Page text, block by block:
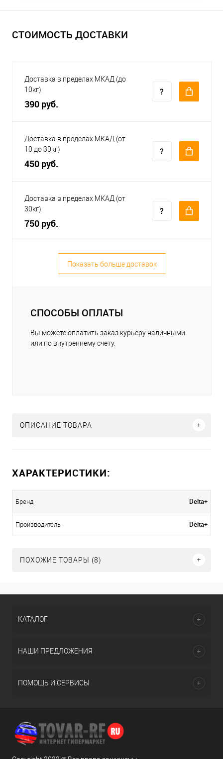
СТОИМОСТЬ ДОСТАВКИ
Доставка в пределах МКАД (до
10кг)
390 руб.
Доставка в пределах МКАД (от
10 до 30кг)
450 руб.
Доставка в пределах МКАД (от
30кг)
750 руб.
Показать больше доставок
СПОСОБЫ ОПЛАТЫ
Вы можете оплатить заказ курьеру наличными
или по внутреннему счету.
ОПИСАНИЕ ТОВАРА
ХАРАКТЕРИСТИКИ:
Бренд Delta+
Производитель Delta+
ПОХОЖИЕ ТОВАРЫ (8)
КАТАЛОГ
НАШИ ПРЕДЛОЖЕНИЯ
ПОМОЩЬ И СЕРВИСЫ